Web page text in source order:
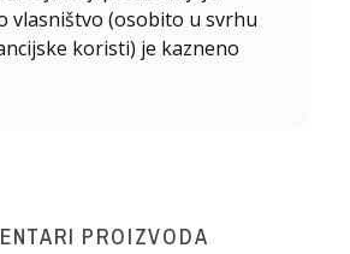
vlasništvo (osobito u svrhu
koristi) je kazneno
PROIZVODA